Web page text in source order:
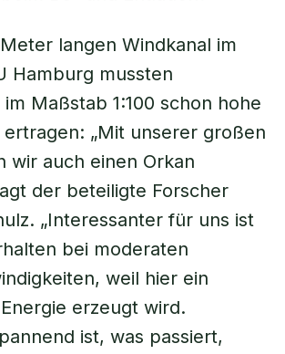
langen Windkanal im
Hamburg mussten
Maßstab 1:100 schon hohe
ertragen: „Mit unserer großen
wir auch einen Orkan
der beteiligte Forscher
„Interessanter für uns ist
bei moderaten
weil hier ein
erzeugt wird.
ist, was passiert,